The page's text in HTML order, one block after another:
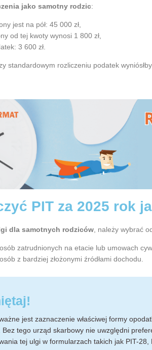
jako samotny rodzic:
jest na pół: 45 000 zł,
od tej kwoty wynosi 1 800 zł,
3 600 zł.
standardowym rozliczeniu podatek
PIT za 2025 rok
dla samotnych rodziców , należy wybrać
zatrudnionych na etacie lub umowach
z bardziej złożonymi źródłami dochodu.
jest zaznaczenie właściwej formy
Bez tego urząd skarbowy nie uwzględni
tej ulgi w formularzach takich jak PIT-28,